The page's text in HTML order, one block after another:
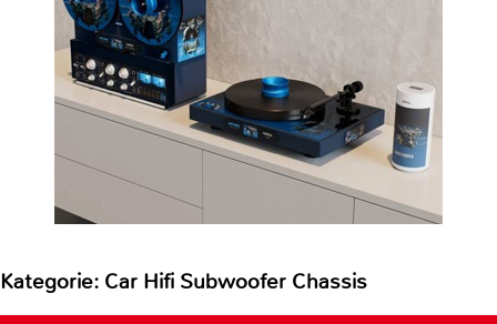
Kategorie: Car Hifi Subwoofer Chassis